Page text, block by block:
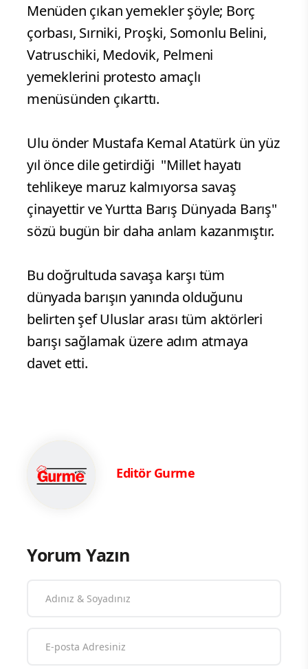
Menüden çıkan yemekler şöyle; Borç
çorbası, Sırniki, Proşki, Somonlu Belini,
Vatruschiki, Medovik, Pelmeni
yemeklerini protesto amaçlı
menüsünden çıkarttı.
Ulu önder Mustafa Kemal Atatürk ün yüz
yıl önce dile getirdiği "Millet hayatı
tehlikeye maruz kalmıyorsa savaş
çinayettir ve Yurtta Barış Dünyada Barış"
sözü bugün bir daha anlam kazanmıştır.
Bu doğrultuda savaşa karşı tüm
dünyada barışın yanında olduğunu
belirten şef Uluslar arası tüm aktörleri
barışı sağlamak üzere adım atmaya
davet etti.
Editör Gurme
Yorum Yazın